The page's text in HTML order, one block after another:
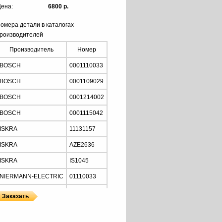
6800 р.
детали в каталогах
Производитель Номер
BOSCH 0001110033
BOSCH 0001109029
BOSCH 0001214002
BOSCH 0001115042
ISKRA 11131157
ISKRA AZE2636
ISKRA IS1045
NIERMANN-ELECTRIC 01110033